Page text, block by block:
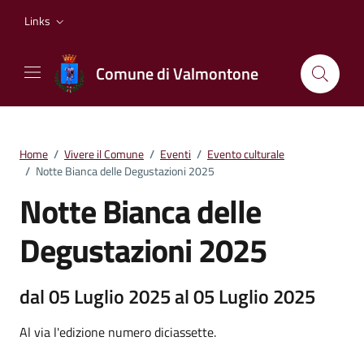
Links
Comune di Valmontone
Home / Vivere il Comune / Eventi / Evento culturale
/ Notte Bianca delle Degustazioni 2025
Notte Bianca delle
Degustazioni 2025
dal 05 Luglio 2025 al 05 Luglio 2025
Al via l'edizione numero diciassette.